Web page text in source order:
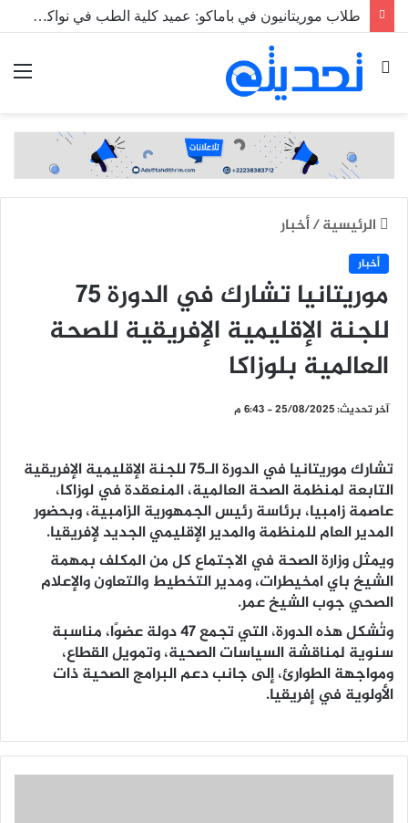
طلاب موريتانيون في باماكو: عميد كلية الطب في نواكشوط رفض دمجنا بحجة أن “لا حرب في مالي”
بحث
عن
الرئيسية/أخبار
أخبار
موريتانيا تشارك في الدورة 75
للجنة الإقليمية الإفريقية للصحة
العالمية بلوزاكا
آخر تحديث: 25/08/2025 - 6:43 م
تشارك موريتانيا في الدورة الـ75 للجنة الإقليمية الإفريقية
التابعة لمنظمة الصحة العالمية، المنعقدة في لوزاكا،
عاصمة زامبيا، برئاسة رئيس الجمهورية الزامبية، وبحضور
المدير العام للمنظمة والمدير الإقليمي الجديد لإفريقيا.
ويمثل وزارة الصحة في الاجتماع كل من المكلف بمهمة
الشيخ باي امخيطرات، ومدير التخطيط والتعاون والإعلام
الصحي جوب الشيخ عمر.
وتُشكل هذه الدورة، التي تجمع 47 دولة عضوًا، مناسبة
سنوية لمناقشة السياسات الصحية، وتمويل القطاع،
ومواجهة الطوارئ، إلى جانب دعم البرامج الصحية ذات
الأولوية في إفريقيا.